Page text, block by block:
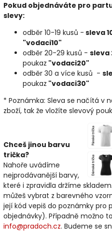
Pokud objednáváte pro
slevy:
odběr 10-19 kusů - sleva
"vodaci10"
odběr 20-29 kusů - sleva
poukaz "vodaci20"
odběr 30 a více kusů -
poukaz "vodaci30"
* Poznámka: Sleva se načítá v
zboží, tak že vložíte slevový
Chceš jinou barvu
trička?
Nahoře uvádíme
nejprodávanější barvy,
které i zpravidla držíme
můžeš vybrat z barevného
její kód vepiš do poznámky
objednávky). Případně možno
info@pradoch.cz. Budeme se